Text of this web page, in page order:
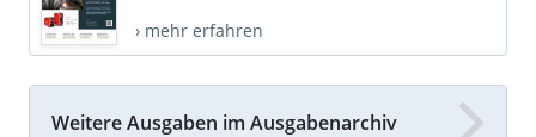
› mehr erfahren
Weitere Ausgaben im Ausgabenarchiv